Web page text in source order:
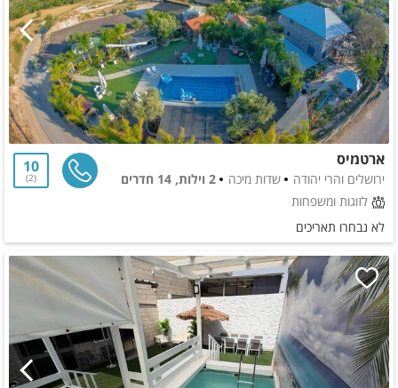
ארטמיס
ירושלים והרי יהודה שדות מיכה
2 וילות, 14 חדרים
לזוגות ומשפחות
10
2
לא נבחרו תאריכים